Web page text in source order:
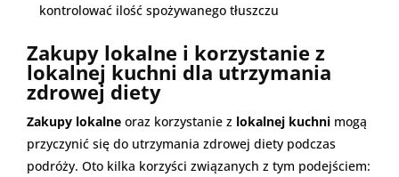
kontrolować ilość spożywanego tłuszczu
Zakupy lokalne i korzystanie z
lokalnej kuchni dla utrzymania
zdrowej diety
Zakupy lokalne oraz korzystanie z lokalnej kuchni mogą
przyczynić się do utrzymania zdrowej diety podczas
podróży. Oto kilka korzyści związanych z tym podejściem: